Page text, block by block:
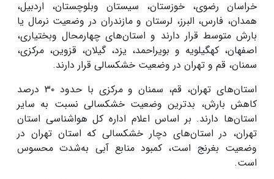
خراسان رضوی، خوزستان، سیستان وبلوچستان، اردبیل،
همدان، فارس، البرز، لرستان و مازندران در وضعیت نرمال یا
بارش متوسط قرار دارند و استان‌های چهارمحال وبختیاری،
اصفهان، کهگیلویه و بویراحمد، یزد، گیلان، قزوین، مرکزی،
سمنان، قم و تهران در وضعیت خشکسالی قرار دارند.
استان‌های تهران، قم، سمنان و مرکزی با حدود۳۰ درصد
کاهش بارش، بدترین وضعیت خشکسالی نسبت به سایر
استان‌ها دارند. بر اساس اعلام اداره کل هواشناسی استان
تهران، در استان‌های دچار خشکسالی که استان تهران در
وضعیت بغرنج است، کمبود منابع آبی به‌شدت محسوس
است.